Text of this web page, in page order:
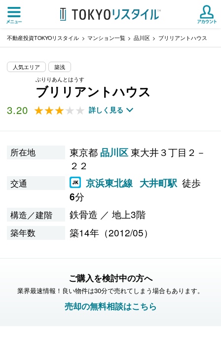
不動産投資TOKYOリスタイル マンション一覧 品川区 ブリリアントハウス
人気エリア
築浅
ぶりりあんとはうす
ブリリアントハウス
3.20 ★★★★★
★★★★★ 詳しく見る
所在地 東京都 品川区東大井３丁目２－
２２
交通 京浜東北線 大井町駅 徒歩
6分
構造／建階 鉄骨造 ／ 地上3階
築年数 築14年（2012/05）
ご購入を検討中の方へ
業界最速情報！良い物件は30分で売れてしまう場合もあります。
売却の無料相談はこちら